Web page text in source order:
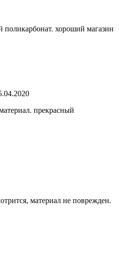
хороший магазин
прекрасный
материал не поврежден.